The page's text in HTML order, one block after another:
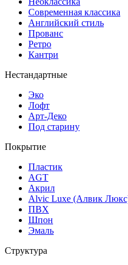
Современная классика
Английский стиль
Прованс
Ретро
Кантри
Нестандартные
Эко
Лофт
Арт-Деко
Под старину
Покрытие
Пластик
AGT
Акрил
Alvic Luxe (Алвик
ПВХ
Шпон
Эмаль
Структура